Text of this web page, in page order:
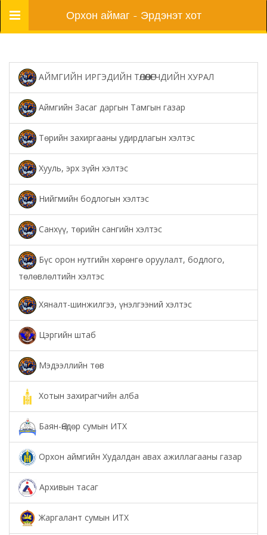
Цэс Орхон аймаг - Эрдэнэт хот
АЙМГИЙН ИРГЭДИЙН ТӨЛӨӨЛӨГЧДИЙН ХУРАЛ
Аймгийн Засаг даргын Тамгын газар
Төрийн захиргааны удирдлагын хэлтэс
Хууль, эрх зүйн хэлтэс
Нийгмийн бодлогын хэлтэс
Санхүү, төрийн сангийн хэлтэс
Бүс орон нутгийн хөрөнгө оруулалт, бодлого,
төлөвлөлтийн хэлтэс
Хяналт-шинжилгээ, үнэлгээний хэлтэс
Цэргийн штаб
Мэдээллийн төв
Хотын захирагчийн алба
Баян-Өндөр сумын ИТХ
Орхон аймгийн Худалдан авах ажиллагааны газар
Архивын тасаг
Жаргалант сумын ИТХ